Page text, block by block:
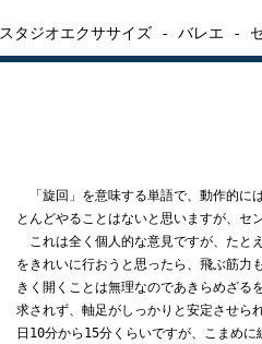
スタジオエクササイズ - バレエ -
「旋回」を意味する単語で、動作的に
とんどやることはないと思いますが、セ
これは全く個人的な意見ですが、たと
をきれいに行おうと思ったら、飛ぶ筋力
きく開くことは無理なのであきらめざる
求されず、軸足がしっかりと安定させら
日10分から15分くらいですが、こまめ